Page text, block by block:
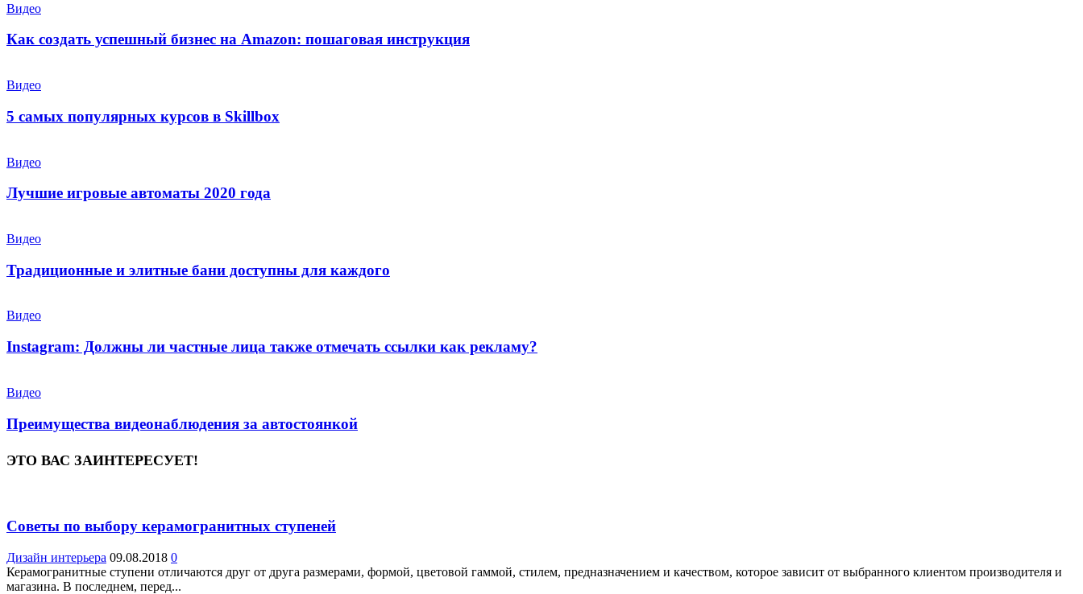
Видео
Как создать успешный бизнес на Amazon: пошаговая инструкция
Видео
5 самых популярных курсов в Skillbox
Видео
Лучшие игровые автоматы 2020 года
Видео
Традиционные и элитные бани доступны для каждого
Видео
Instagram: Должны ли частные лица также отмечать ссылки как рекламу?
Видео
Преимущества видеонаблюдения за автостоянкой
ЭТО ВАС ЗАИНТЕРЕСУЕТ!
Советы по выбору керамогранитных ступеней
Дизайн интерьера 09.08.2018 0
Керамогранитные ступени отличаются друг от друга размерами, формой, цветовой гаммой, стилем, предназначением и качеством, которое зависит от выбранного клиентом производителя и
магазина. В последнем, перед...